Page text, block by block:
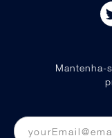
Mantenha-